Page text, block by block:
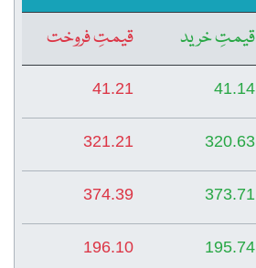
قیمتِ خرید
قیمتِ فروخت
41.14
41.21
320.63
321.21
373.71
374.39
195.74
196.10